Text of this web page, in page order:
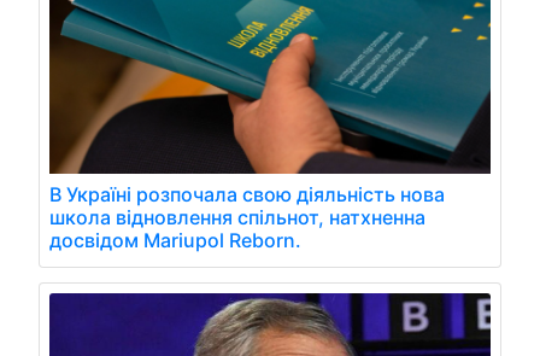
В Україні розпочала свою діяльність нова
школа відновлення спільнот, натхненна
досвідом Mariupol Reborn.